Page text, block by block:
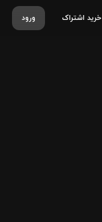
ورود خرید اشتراک